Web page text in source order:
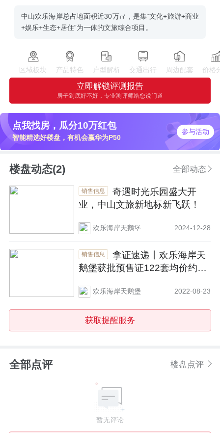
中山欢乐海岸总占地面积近30万㎡，是集“文化+旅游+商业
+娱乐+生态+居住”为一体的文旅综合项目。
区域板块 产品特色 户型解析 交通出行 周边配套 价格
立即解锁评测报告
房子到底好不好，专业测评师给您说门道
点我找房，瓜分10万红包
智能精选好楼盘，有机会赢华为P50
参与活动
楼盘动态(2) 全部动态
销售信息
奇遇时光乐园盛大开
业，中山文旅新地标新飞跃！
欢乐海岸天鹅堡 2024-12-28
销售信息
拿证速递丨欢乐海岸天
鹅堡获批预售证122套均价约21
欢乐海岸天鹅堡 2022-08-23
获取提醒服务
楼盘点评
全部点评
暂无评论